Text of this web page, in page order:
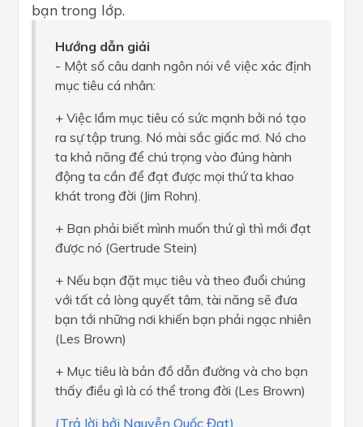
bạn trong lớp.
Hướng dẫn giải
- Một số câu danh ngôn nói về việc xác định
mục tiêu cá nhân:
+ Việc lầm mục tiêu có sức mạnh bởi nó tạo
ra sự tập trung. Nó mài sắc giấc mơ. Nó cho
ta khả năng để chú trọng vào đúng hành
động ta cần để đạt được mọi thứ ta khao
khát trong đời (Jim Rohn).
+ Bạn phải biết mình muốn thứ gì thì mới đạt
được nó (Gertrude Stein)
+ Nếu bạn đặt mục tiêu và theo đuổi chúng
với tất cả lòng quyết tâm, tài năng sẽ đưa
bạn tới những nơi khiến bạn phải ngạc nhiên
(Les Brown)
+ Mục tiêu là bản đồ dẫn đường và cho bạn
thấy điều gì là có thể trong đời (Les Brown)
(Trả lời bởi Nguyễn Quốc Đạt)